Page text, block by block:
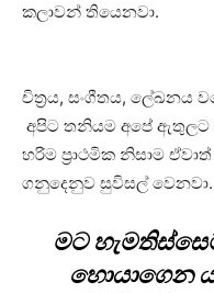
කලාවන් තියෙනවා.
චිත්‍රය, සංගීතය, ලේඛනය
අපිට තනියම අපේ ඇතුලට
හරිම ප්‍රාථමික නිසාම
ගනුදෙනුව සුවිසල් වෙනවා.
මට
හොයාගෙන